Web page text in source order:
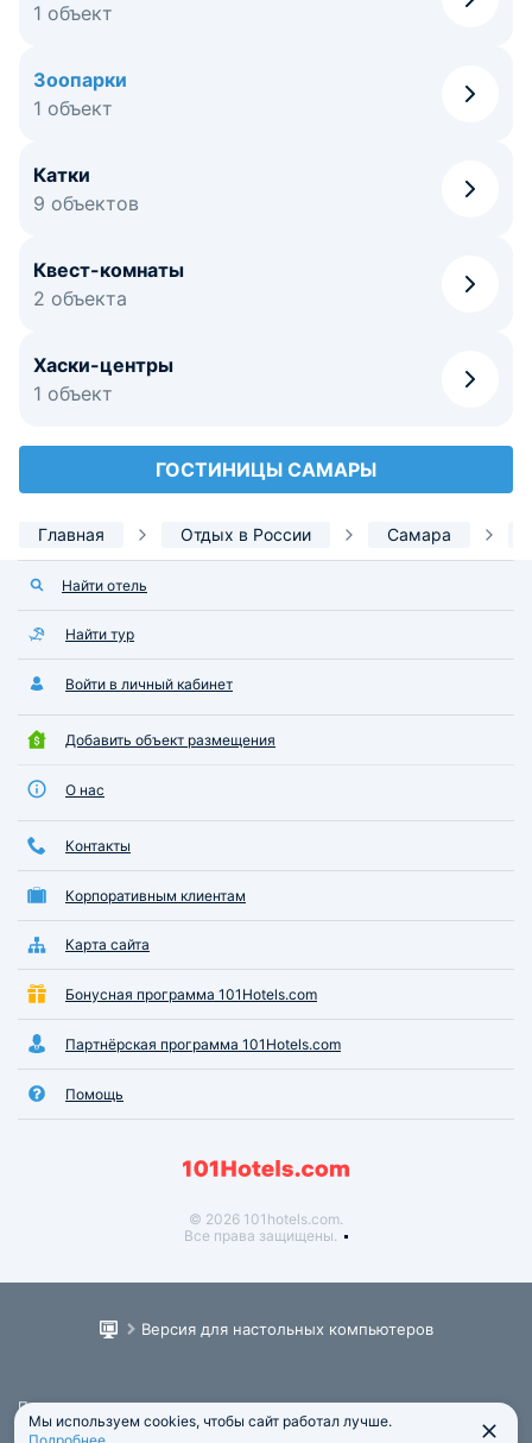
1 объект
Зоопарки
1 объект
Катки
9 объектов
Квест-комнаты
2 объекта
Хаски-центры
1 объект
ГОСТИНИЦЫ САМАРЫ
Главная Отдых в России Самара
Найти отель
Найти тур
Войти в личный кабинет
Добавить объект размещения
О нас
Контакты
Корпоративным клиентам
Карта сайта
Бонусная программа 101Hotels.com
Партнёрская программа 101Hotels.com
Помощь
© 2026 101hotels.com.
Все права защищены.
Версия для настольных компьютеров
Пользовательское соглашение
Юридическая информация
Мы используем cookies, чтобы сайт работал лучше.